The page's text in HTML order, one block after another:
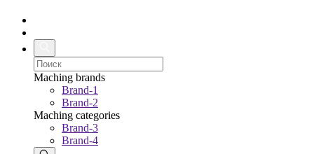
Maching brands
Brand-1
Brand-2
Maching categories
Brand-3
Brand-4